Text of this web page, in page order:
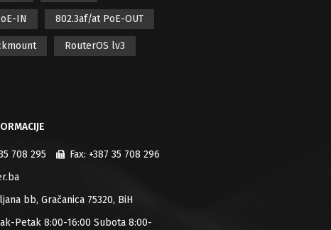
IN 802.3af/at PoE-OUT
RouterOS lv3
708 295 Fax: +387 35 708 296
bb, Gračanica 75320, BiH
Petak 8:00-16:00 Subota 8:00-